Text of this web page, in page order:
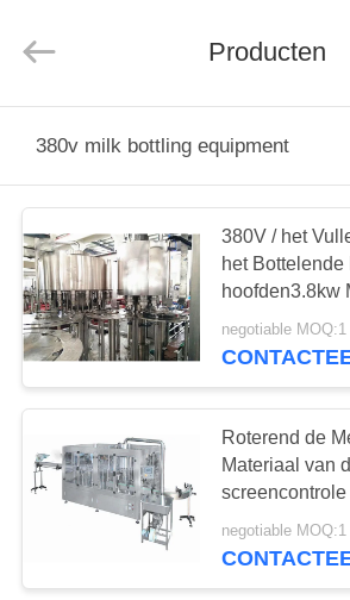
PRODUCTEN
ONGEVEER
ONS
FABRIEKSREIS
CONTACTEER
ONS
Management
Services
Producten
380v milk bottling equipment
380V / het
het
hoofden3.8kw
negotiable MOQ:1
Roterend de
Materiaal van
negotiable MOQ:1